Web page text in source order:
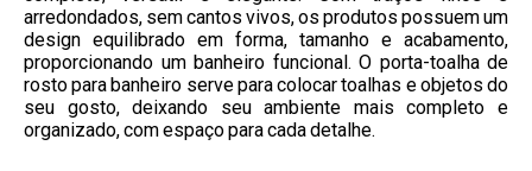
arredondados, sem cantos vivos, os produtos possuem um
design equilibrado em forma, tamanho e acabamento,
proporcionando um banheiro funcional. O porta-toalha de
rosto para banheiro serve para colocar toalhas e objetos do
seu gosto, deixando seu ambiente mais completo e
organizado, com espaço para cada detalhe.